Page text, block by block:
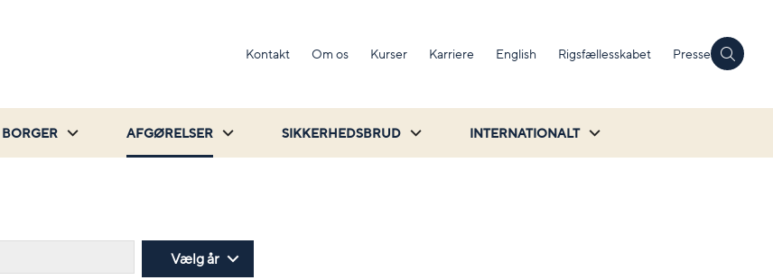
Kontakt Om os Kurser Karriere English Rigsfællesskabet Presse
BORGER AFGØRELSER SIKKERHEDSBRUD INTERNATIONALT
Vælg år